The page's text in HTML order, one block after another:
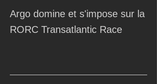
Argo domine et s'impose sur la
RORC Transatlantic Race